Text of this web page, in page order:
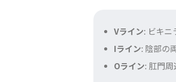
Vライン: ビキニ
Iライン: 陰部の
Oライン: 肛門周